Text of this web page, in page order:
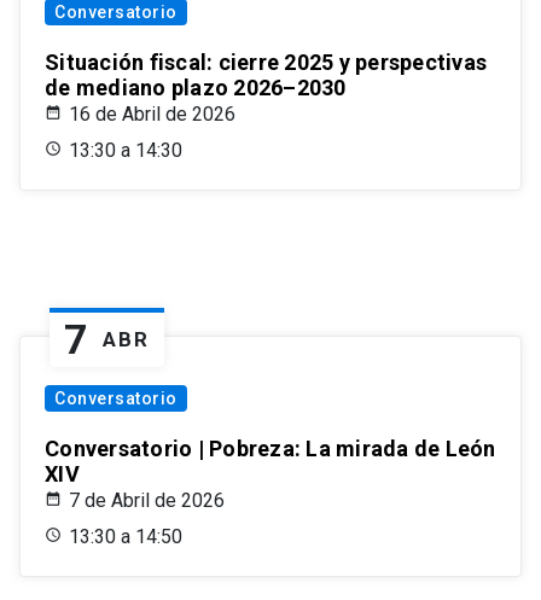
Conversatorio
Situación fiscal: cierre 2025 y perspectivas
de mediano plazo 2026–2030
16 de Abril de 2026
13:30 a 14:30
7 ABR
Conversatorio
Conversatorio | Pobreza: La mirada de León
XIV
7 de Abril de 2026
13:30 a 14:50